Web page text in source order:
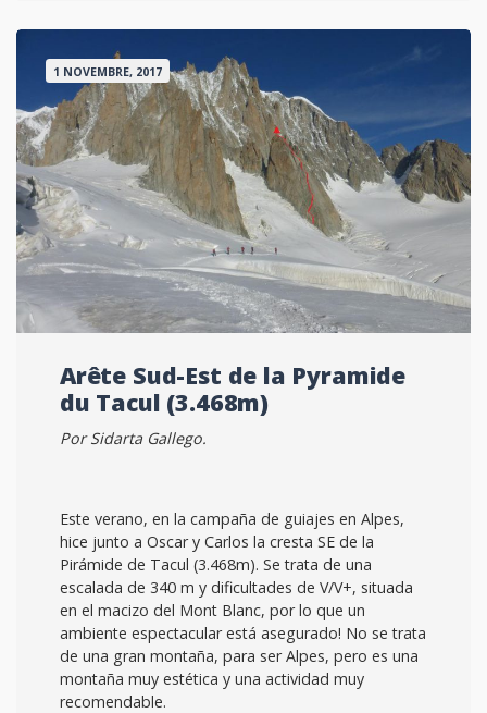
1 NOVEMBRE, 2017
Arête Sud-Est de la Pyramide
du Tacul (3.468m)
Por Sidarta Gallego.
Este verano, en la campaña de guiajes en Alpes,
hice junto a Oscar y Carlos la cresta SE de la
Pirámide de Tacul (3.468m). Se trata de una
escalada de 340 m y dificultades de V/V+, situada
en el macizo del Mont Blanc, por lo que un
ambiente espectacular está asegurado! No se trata
de una gran montaña, para ser Alpes, pero es una
montaña muy estética y una actividad muy
recomendable.